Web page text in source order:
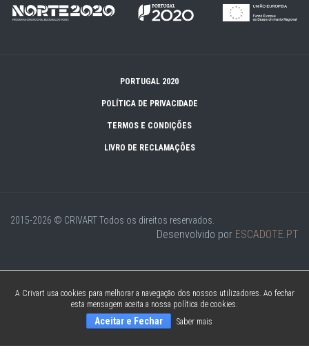
PORTUGAL 2020
POLÍTICA DE PRIVACIDADE
TERMOS E CONDIÇÕES
LIVRO DE RECLAMAÇÕES
2015-2026 © CRIVARTTodos os direitos reservados.
Desenvolvido por ESCADOTE.PT
A Crivart usa cookies para melhorar a navegação dos nossos utilizadores. Ao fechar
esta mensagem aceita a nossa política de cookies.
Aceitar e Fechar Saber mais